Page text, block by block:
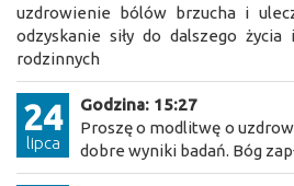
uzdrowienie bólów brzucha i
odzyskanie siły do dalszego
rodzinnych
24
lipca
Godzina: 15:27
Proszę o modlitwę o
dobre wyniki badań. Bóg